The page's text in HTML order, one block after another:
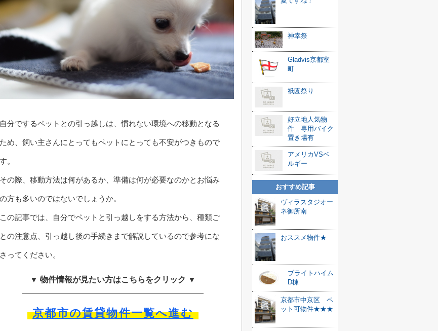
自分でするペットとの引っ越しは、慣れない環境への移動となる
ため、飼い主さんにとってもペットにとっても不安がつきもので
す。
その際、移動方法は何があるか、準備は何が必要なのかとお悩み
の方も多いのではないでしょうか。
この記事では、自分でペットと引っ越しをする方法から、種類ご
との注意点、引っ越し後の手続きまで解説しているので参考にな
さってください。
▼ 物件情報が見たい方はこちらをクリック ▼
京都市の賃貸物件一覧へ進む
神幸祭
Gladvis京都室
町
祇園祭り
好立地人気物
件 専用バイク
置き場有
アメリカVSベ
ルギー
おすすめ記事
ヴィラスタジオー
ネ御所南
おススメ物件★
ブライトハイム
D棟
京都市中京区 ペ
ット可物件★★★